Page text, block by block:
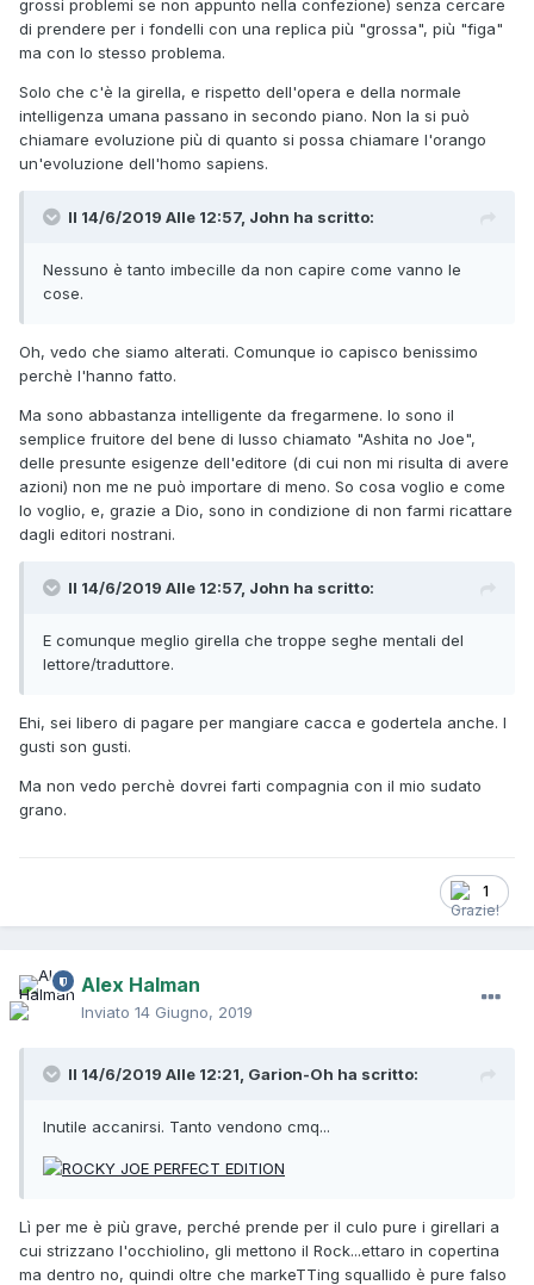
grossi problemi se non appunto nella confezione) senza cercare
di prendere per i fondelli con una replica più "grossa", più "figa"
ma con lo stesso problema.
Solo che c'è la girella, e rispetto dell'opera e della normale
intelligenza umana passano in secondo piano. Non la si può
chiamare evoluzione più di quanto si possa chiamare l'orango
un'evoluzione dell'homo sapiens.
Il 14/6/2019 Alle 12:57, John ha scritto:
Nessuno è tanto imbecille da non capire come vanno le
cose.
Oh, vedo che siamo alterati. Comunque io capisco benissimo
perchè l'hanno fatto.
Ma sono abbastanza intelligente da fregarmene. Io sono il
semplice fruitore del bene di lusso chiamato "Ashita no Joe",
delle presunte esigenze dell'editore (di cui non mi risulta di avere
azioni) non me ne può importare di meno. So cosa voglio e come
lo voglio, e, grazie a Dio, sono in condizione di non farmi ricattare
dagli editori nostrani.
Il 14/6/2019 Alle 12:57, John ha scritto:
E comunque meglio girella che troppe seghe mentali del
lettore/traduttore.
Ehi, sei libero di pagare per mangiare cacca e godertela anche. I
gusti son gusti.
Ma non vedo perchè dovrei farti compagnia con il mio sudato
grano.
1
Alex Halman
Inviato 14 Giugno, 2019
Il 14/6/2019 Alle 12:21, Garion-Oh ha scritto:
Inutile accanirsi. Tanto vendono cmq...
Lì per me è più grave, perché prende per il culo pure i girellari a
cui strizzano l'occhiolino, gli mettono il Rock...ettaro in copertina
ma dentro no, quindi oltre che markeTTing squallido è pure falso